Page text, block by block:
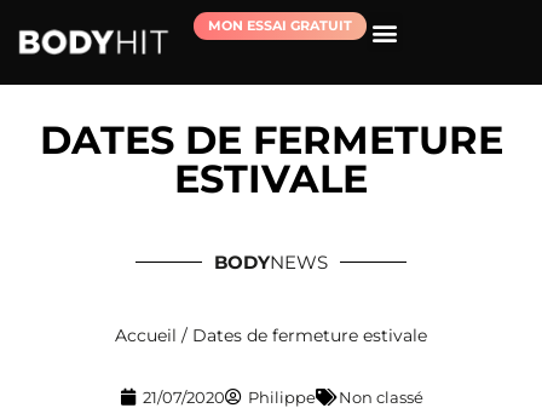
MON ESSAI GRATUIT
DATES DE FERMETURE
ESTIVALE
BODYNEWS
Accueil / Dates de fermeture estivale
21/07/2020 Philippe Non classé